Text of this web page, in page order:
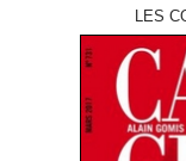
LES